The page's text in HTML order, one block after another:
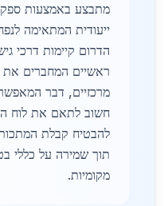
מתבצע באמצעות
ייעודית המתאימה
הדרום קיימות דרכי
ראשיים המחברים את
מרכזיים, דבר
חשוב לתאם את לוח
להבטיח קבלת
תוך שמירה על כללי
מקומיות.